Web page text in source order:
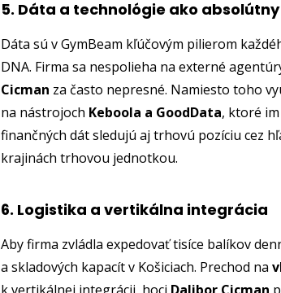
5. Dáta a technológie ako
Dáta sú v GymBeam kľúčovým pilierom
DNA. Firma sa nespolieha na externé
Cicman za často nepresné. Namiesto toho
na nástrojoch Keboola a GoodData, ktoré
finančných dát sledujú aj trhovú pozíciu cez
krajinách trhovou jednotkou.
6. Logistika a vertikálna integrácia
Aby firma zvládla expedovať tisíce balíkov
a skladových kapacít v Košiciach. Prechod na